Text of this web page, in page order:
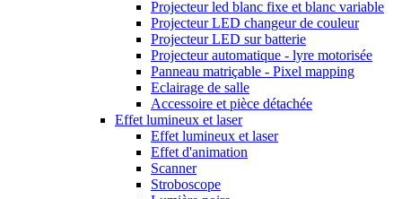
Projecteur led blanc fixe et blanc variable
Projecteur LED changeur de couleur
Projecteur LED sur batterie
Projecteur automatique - lyre motorisée
Panneau matriçable - Pixel mapping
Eclairage de salle
Accessoire et pièce détachée
Effet lumineux et laser
Effet lumineux et laser
Effet d'animation
Scanner
Stroboscope